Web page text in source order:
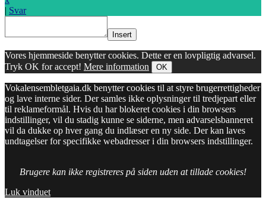
| Svar
Insert
Vores hjemmeside benytter cookies. Dette er en lovpligtig advarsel.
Tryk OK for accept! Mere information OK
Vokalensembletgaia.dk benytter cookies til at styre brugerrettigheder
og lave interne sider. Der samles ikke oplysninger til tredjepart eller
til reklameformål. Hvis du har blokeret cookies i din browsers
indstillinger, vil du stadig kunne se siderne, men advarselsbanneret
vil da dukke op hver gang du indlæser en ny side. Der kan laves
undtagelser for specifikke webadresser i din browsers indstillinger.
Brugere kan ikke registreres på siden uden at tillade cookies!
Luk vinduet